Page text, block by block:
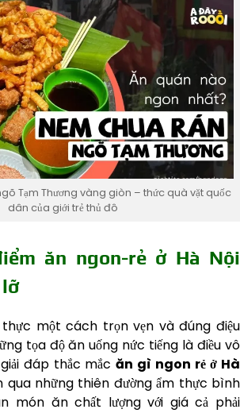
Tạm Thương vàng giòn – thức quà vặt quốc
dân của giới trẻ thủ đô
ăn ngon-rẻ ở Hà Nội
lỡ
một cách trọn vẹn và đúng điệu
tọa độ ăn uống nức tiếng là điều vô
đáp thắc mắcăn gì ngon rẻ ở Hà
qua những thiên đường ẩm thực bình
món ăn chất lượng với giá cả phải